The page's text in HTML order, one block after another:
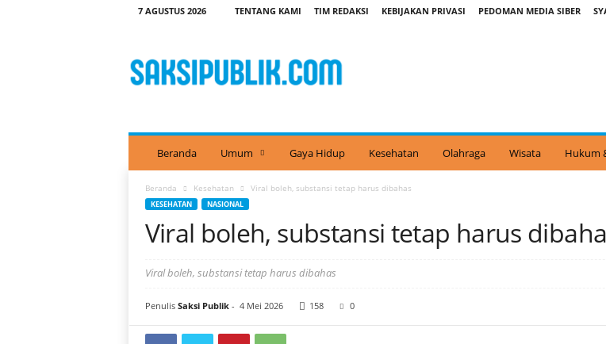
7 AGUSTUS 2026 TENTANG KAMI TIM REDAKSI KEBIJAKAN PRIVASI PEDOMAN MEDIA SIBER
k
s
u
l
Beranda Umum Gaya Hidup Kesehatan Olahraga Wisata Hukum
Beranda Kesehatan Viral boleh, substansi tetap harus dibahas
KESEHATAN NASIONAL
Viral boleh, substansi tetap harus
Viral boleh, substansi tetap harus dibahas
Penulis Saksi Publik- 4 Mei 2026 158 0